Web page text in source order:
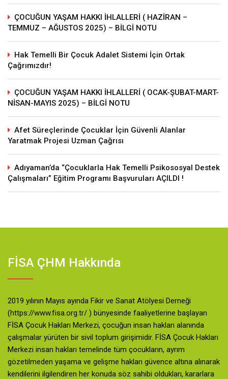
ÇOCUĞUN YAŞAM HAKKI İHLALLERİ ( HAZİRAN –
TEMMUZ – AĞUSTOS 2025) – BİLGİ NOTU
Hak Temelli Bir Çocuk Adalet Sistemi İçin Ortak
Çağrımızdır!
ÇOCUĞUN YAŞAM HAKKI İHLALLERİ ( OCAK-ŞUBAT-MART-
NİSAN-MAYIS 2025) – BİLGİ NOTU
Afet Süreçlerinde Çocuklar İçin Güvenli Alanlar
Yaratmak Projesi Uzman Çağrısı
Adıyaman’da “Çocuklarla Hak Temelli Psikososyal Destek
Çalışmaları” Eğitim Programı Başvuruları AÇILDI !
FİSA ÇHM Hakkında
2019 yılının Mayıs ayında Fikir ve Sanat Atölyesi Derneği
(https://www.fisa.org.tr/ ) bünyesinde faaliyetlerine başlayan
FİSA Çocuk Hakları Merkezi, çocuğun insan hakları alanında
çalışmalar yürüten bir sivil toplum girişimidir. FİSA Çocuk Hakları
Merkezi insan hakları temelinde tüm çocukların, ayrım
gözetilmeden yaşama ve gelişme hakları güvence altına alınarak
kendilerini ilgilendiren her konuda söz sahibi oldukları, kararlara